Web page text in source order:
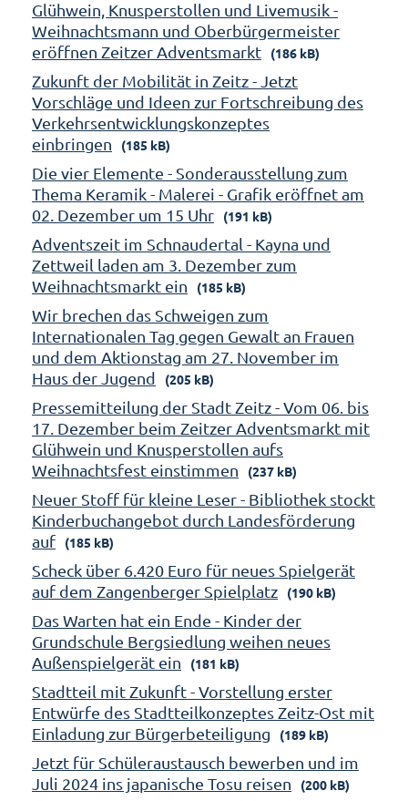
Glühwein, Knusperstollen und Livemusik -
Weihnachtsmann und Oberbürgermeister
eröffnen Zeitzer Adventsmarkt
(186 kB)
Zukunft der Mobilität in Zeitz - Jetzt
Vorschläge und Ideen zur Fortschreibung des
Verkehrsentwicklungskonzeptes
einbringen
(185 kB)
Die vier Elemente - Sonderausstellung zum
Thema Keramik - Malerei - Grafik eröffnet am
02. Dezember um 15 Uhr
(191 kB)
Adventszeit im Schnaudertal - Kayna und
Zettweil laden am 3. Dezember zum
Weihnachtsmarkt ein
(185 kB)
Wir brechen das Schweigen zum
Internationalen Tag gegen Gewalt an Frauen
und dem Aktionstag am 27. November im
Haus der Jugend
(205 kB)
Pressemitteilung der Stadt Zeitz - Vom 06. bis
17. Dezember beim Zeitzer Adventsmarkt mit
Glühwein und Knusperstollen aufs
Weihnachtsfest einstimmen
(237 kB)
Neuer Stoff für kleine Leser - Bibliothek stockt
Kinderbuchangebot durch Landesförderung
auf
(185 kB)
Scheck über 6.420 Euro für neues Spielgerät
auf dem Zangenberger Spielplatz
(190 kB)
Das Warten hat ein Ende - Kinder der
Grundschule Bergsiedlung weihen neues
Außenspielgerät ein
(181 kB)
Stadtteil mit Zukunft - Vorstellung erster
Entwürfe des Stadtteilkonzeptes Zeitz-Ost mit
Einladung zur Bürgerbeteiligung
(189 kB)
Jetzt für Schüleraustausch bewerben und im
Juli 2024 ins japanische Tosu reisen
(200 kB)